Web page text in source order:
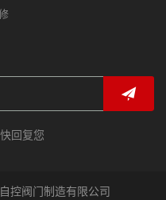
回复您
控阀门制造有限公司